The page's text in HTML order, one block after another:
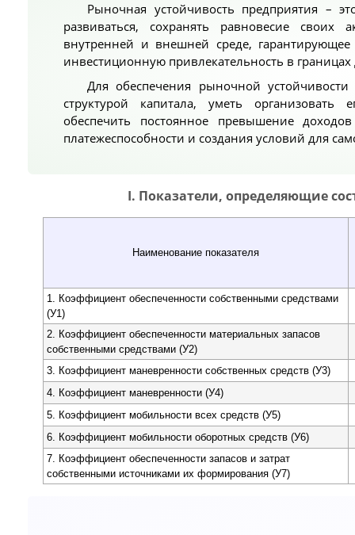
Рыночная устойчивость предприятия –
развиваться, сохранять равновесие
внутренней и внешней среде, гарантирующее
инвестиционную привлекательность в
Для обеспечения рыночной
структурой капитала, уметь
обеспечить постоянное превышение
платежеспособности и создания условий для
I. Показатели, определяющие
Наименование показателя
1. Коэффициент обеспеченноcти собственными средствами
(У1)
2. Коэффициент обеспеченности материальных запасов
собственными средствами (У2)
3. Коэффициент маневренности собственных средств (У3)
4. Коэффициент маневренности (У4)
5. Коэффициент мобильности всех средств (У5)
6. Коэффициент мобильности оборотных средств (У6)
7. Коэффициент обеспеченности запасов и затрат
собственными источниками их формирования (У7)